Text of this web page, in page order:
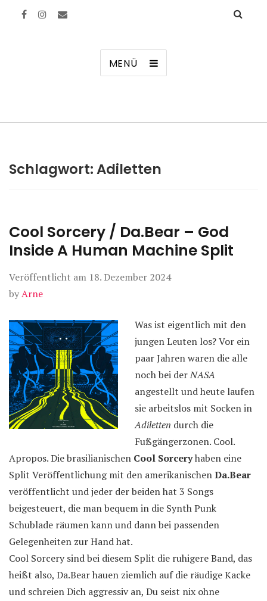
MENÜ
Schlagwort:Adiletten
Cool Sorcery / Da.Bear – God
Inside A Human Machine Split
Veröffentlicht am 18. Dezember 2024
byArne
Was ist eigentlich mit den
jungen Leuten los? Vor ein
paar Jahren waren die alle
noch bei derNASA
angestellt und heute laufen
sie arbeitslos mit Socken in
Adiletten durch die
Fußgängerzonen. Cool.
Apropos. Die brasilianischen Cool Sorceryhaben eine
Split Veröffentlichung mit den amerikanischenDa.Bear
veröffentlicht und jeder der beiden hat 3 Songs
beigesteuert, die man bequem in die Synth Punk
Schublade räumen kann und dann bei passenden
Gelegenheiten zur Hand hat.
Cool Sorcery sind bei diesem Split die ruhigere Band, das
heißt also, Da.Bear hauen ziemlich auf die räudige Kacke
und schreien Dich aggressiv an, Du seist nix ohne